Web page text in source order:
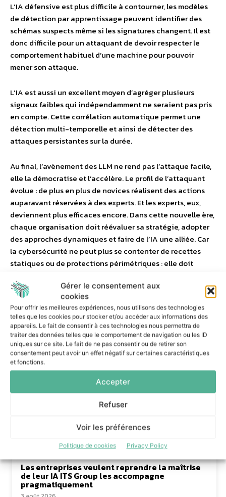
Gérer le consentement aux
cookies
Pour offrir les meilleures expériences, nous utilisons des technologies
telles que les cookies pour stocker et/ou accéder aux informations des
appareils. Le fait de consentir à ces technologies nous permettra de
traiter des données telles que le comportement de navigation ou les ID
uniques sur ce site. Le fait de ne pas consentir ou de retirer son
consentement peut avoir un effet négatif sur certaines caractéristiques
et fonctions.
Accepter
Refuser
Voir les préférences
Politique de cookies Privacy Policy
L’IA défensive est plus difficile à contourner, les modèles
de détection par apprentissage peuvent identifier des
schémas suspects même si les signatures changent. Il est
donc difficile pour un attaquant de devoir respecter le
comportement habituel d’une machine pour pouvoir
mener son attaque.
L’IA est aussi un excellent moyen d’agréger plusieurs
signaux faibles qui indépendamment ne seraient pas pris
en compte. Cette corrélation automatique permet une
détection multi-temporelle et ainsi de détecter des
attaques persistantes sur la durée.
Au final, l’avènement des LLM ne rend pas l’attaque facile,
elle la démocratise et l’accélère. Le profil de l’attaquant
évolue : de plus en plus de novices réalisent des actions
auparavant réservées à des experts. Et les experts, eux,
deviennent plus efficaces encore. Dans cette nouvelle ère,
chaque organisation doit réévaluer sa stratégie, adopter
des approches dynamiques et faire de l’IA une alliée. Car
la cybersécurité ne peut plus se contenter de recettes
statiques ou de protections périmétriques : elle doit
donc assistée par IA. Car seule une IA peut comprendre et
contrer une autre IA.
à lire aussi
99% des services de terrain adoptent l’IA,
Snowflake limite les agents IA aux droits
nécessaires à chaque tâche
Les entreprises veulent reprendre la maîtrise
de leur IA ITS Group les accompagne
pragmatiquement